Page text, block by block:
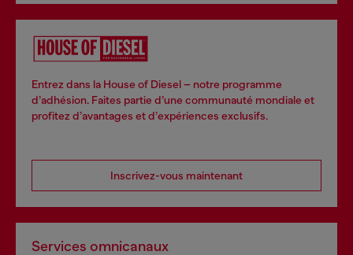
Entrez dans la House of Diesel – notre programme
d’adhésion. Faites partie d’une communauté mondiale et
profitez d’avantages et d’expériences exclusifs.
Inscrivez-vous maintenant
Services omnicanaux